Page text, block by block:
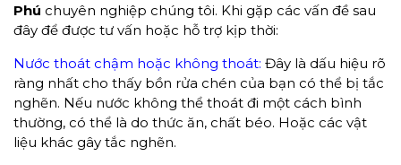
Phú chuyên nghiệp chúng tôi. Khi gặp các vấn đề sau
đây để được tư vấn hoặc hỗ trợ kịp thời:
Nước thoát chậm hoặc không thoát: Đây là dấu hiệu rõ
ràng nhất cho thấy bồn rửa chén của bạn có thể bị tắc
nghẽn. Nếu nước không thể thoát đi một cách bình
thường, có thể là do thức ăn, chất béo. Hoặc các vật
liệu khác gây tắc nghẽn.